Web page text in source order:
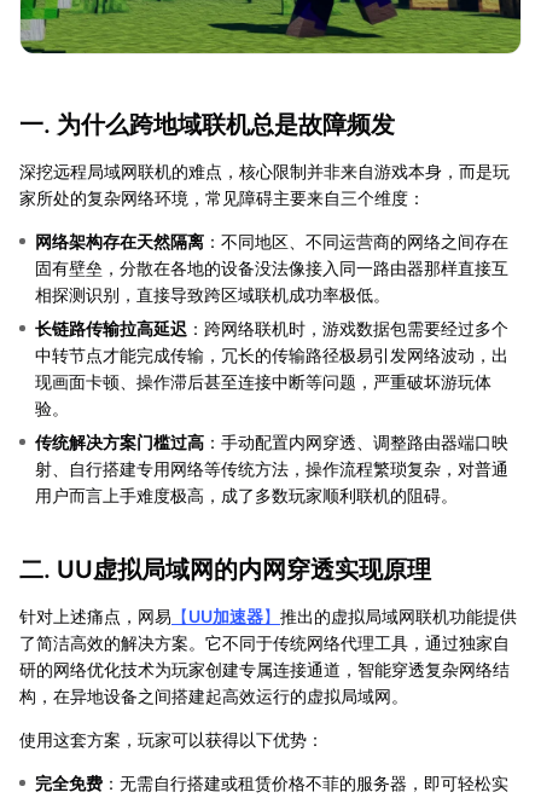
一. 为什么跨地域联机总是故障频发
深挖远程局域网联机的难点，核心限制并非来自游戏本身，而是玩
家所处的复杂网络环境，常见障碍主要来自三个维度：
网络架构存在天然隔离 ：不同地区、不同运营商的网络之间存在
固有壁垒，分散在各地的设备没法像接入同一路由器那样直接互
相探测识别，直接导致跨区域联机成功率极低。
长链路传输拉高延迟 ：跨网络联机时，游戏数据包需要经过多个
中转节点才能完成传输，冗长的传输路径极易引发网络波动，出
现画面卡顿、操作滞后甚至连接中断等问题，严重破坏游玩体
验。
传统解决方案门槛过高 ：手动配置内网穿透、调整路由器端口映
射、自行搭建专用网络等传统方法，操作流程繁琐复杂，对普通
用户而言上手难度极高，成了多数玩家顺利联机的阻碍。
二. UU虚拟局域网的内网穿透实现原理
针对上述痛点，网易 【UU加速器】 推出的虚拟局域网联机功能提供
了简洁高效的解决方案。它不同于传统网络代理工具，通过独家自
研的网络优化技术为玩家创建专属连接通道，智能穿透复杂网络结
构，在异地设备之间搭建起高效运行的虚拟局域网。
使用这套方案，玩家可以获得以下优势：
完全免费 ：无需自行搭建或租赁价格不菲的服务器，即可轻松实